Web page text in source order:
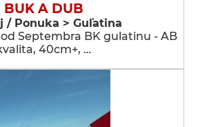
BUK A DUB
/ Ponuka > Guľatina
od Septembra BK gulatinu - AB
40cm+, …